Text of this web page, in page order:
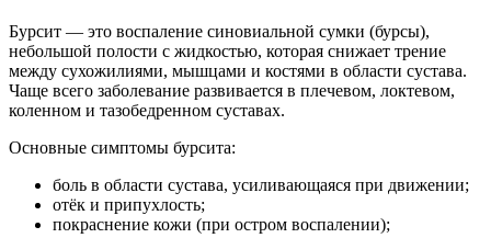
Бурсит — это воспаление синовиальной сумки (бурсы),
небольшой полости с жидкостью, которая снижает трение
между сухожилиями, мышцами и костями в области сустава.
Чаще всего заболевание развивается в плечевом, локтевом,
коленном и тазобедренном суставах.
Основные симптомы бурсита:
боль в области сустава, усиливающаяся при движении;
отёк и припухлость;
покраснение кожи (при остром воспалении);